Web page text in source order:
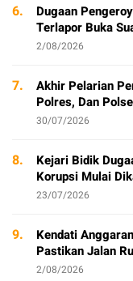
6.
Dugaan
Terlapor Buka
2/08/2026
7.
Akhir Pelarian
Polres, Dan
30/07/2026
8.
Kejari Bidik
Korupsi Mulai
23/07/2026
9.
Kendati
Pastikan Jalan
2/08/2026